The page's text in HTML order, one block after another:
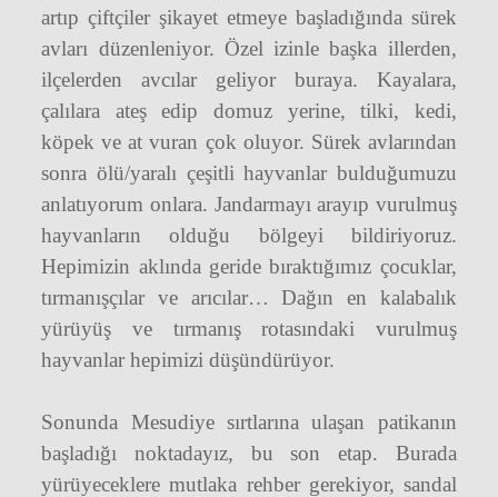
artıp çiftçiler şikayet etmeye başladığında sürek
avları düzenleniyor. Özel izinle başka illerden,
ilçelerden avcılar geliyor buraya. Kayalara,
çalılara ateş edip domuz yerine, tilki, kedi,
köpek ve at vuran çok oluyor. Sürek avlarından
sonra ölü/yaralı çeşitli hayvanlar bulduğumuzu
anlatıyorum onlara. Jandarmayı arayıp vurulmuş
hayvanların olduğu bölgeyi bildiriyoruz.
Hepimizin aklında geride bıraktığımız çocuklar,
tırmanışçılar ve arıcılar… Dağın en kalabalık
yürüyüş ve tırmanış rotasındaki vurulmuş
hayvanlar hepimizi düşündürüyor.
Sonunda Mesudiye sırtlarına ulaşan patikanın
başladığı noktadayız, bu son etap. Burada
yürüyeceklere mutlaka rehber gerekiyor, sandal